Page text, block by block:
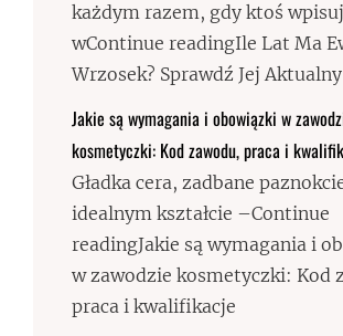
każdym razem, gdy ktoś
wContinue readingIle Lat Ma
Wrzosek? Sprawdź Jej
Jakie są wymagania i obowiązki w
kosmetyczki: Kod zawodu, praca i
Gładka cera, zadbane
idealnym kształcie –Continue
readingJakie są wymagania i
w zawodzie kosmetyczki: Kod
praca i kwalifikacje